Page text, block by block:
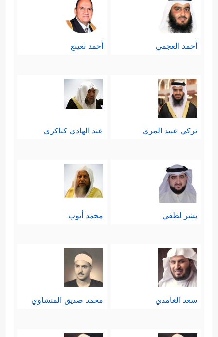
أحمد العجمي أحمد نعينع
تركي عبيد المري عبد الهادي كناكري
بشر لطفي محمد أيوب
سعد الغامدي محمد صديق المنشاوي